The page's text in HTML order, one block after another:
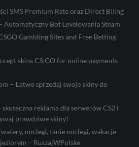
SMS Premium Rate oraz Direct Biling
Automatyczny Bot Levelowania Steam
Gambling Sites and Free Betting
skins CS:GO for online payments
– Łatwo sprzedaj swoje skiny do
reklama dla serwerów CS2 i
prawdziwe skiny!
noclegi, tanie noclegi, wakacje
– RuszajWPolske